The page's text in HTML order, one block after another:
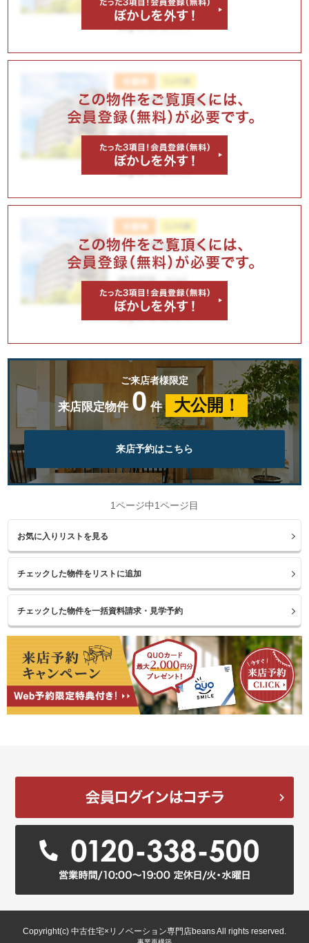
ご来店者様限定
来店限定物件 0 件 大公開！
来店予約はこちら
1ページ中1ページ目
お気に入りリストを見る
Copyright(c) 中古住宅×リノベーション専門店beans All rights reserved.